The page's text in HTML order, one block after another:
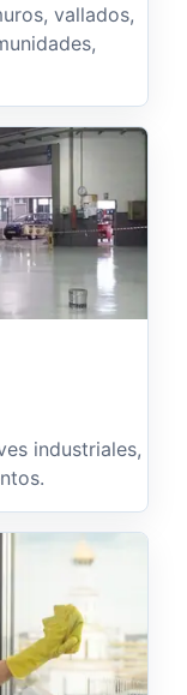
vallados,
industriales,